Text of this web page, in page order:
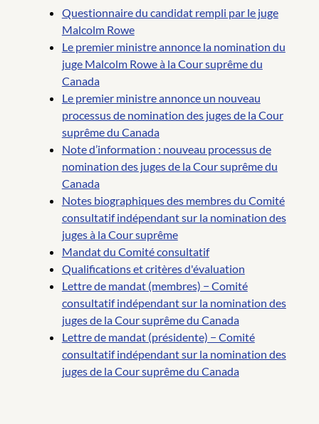
Questionnaire du candidat rempli par le juge
Malcolm Rowe
Le premier ministre annonce la nomination du
juge Malcolm Rowe à la Cour suprême du
Canada
Le premier ministre annonce un nouveau
processus de nomination des juges de la Cour
suprême du Canada
Note d’information : nouveau processus de
nomination des juges de la Cour suprême du
Canada
Notes biographiques des membres du Comité
consultatif indépendant sur la nomination des
juges à la Cour suprême
Mandat du Comité consultatif
Qualifications et critères d'évaluation
Lettre de mandat (membres) − Comité
consultatif indépendant sur la nomination des
juges de la Cour suprême du Canada
Lettre de mandat (présidente) − Comité
consultatif indépendant sur la nomination des
juges de la Cour suprême du Canada